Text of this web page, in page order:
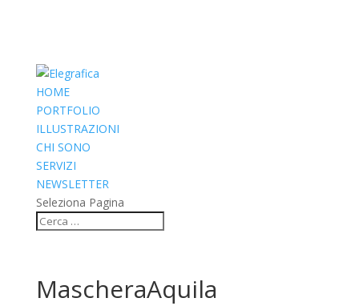
HOME
PORTFOLIO
ILLUSTRAZIONI
CHI SONO
SERVIZI
NEWSLETTER
Seleziona Pagina
MascheraAquila